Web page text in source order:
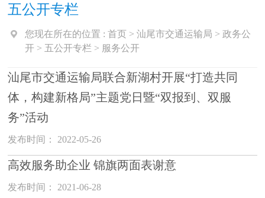
五公开专栏
您现在所在的位置 :首页 >汕尾市交通运输局 >政务公
开 > 五公开专栏 > 服务公开
汕尾市交通运输局联合新湖村开展“打造共同
体，构建新格局”主题党日暨“双报到、双服
务”活动
发布时间： 2022-05-26
高效服务助企业 锦旗两面表谢意
发布时间： 2021-06-28